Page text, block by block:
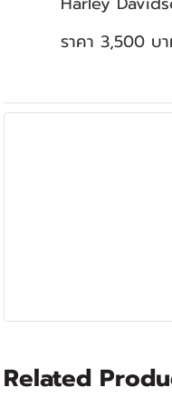
ราคา 3,500 บา
Related